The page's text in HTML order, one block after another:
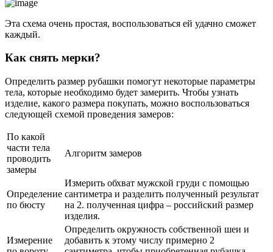
Эта схема очень простая, воспользоваться ей удачно сможет
каждый.
Как снять мерки?
Определить размер рубашки помогут некоторые параметры
тела, которые необходимо будет замерить. Чтобы узнать
изделие, какого размера покупать, можно воспользоваться
следующей схемой проведения замеров:
По какой
части тела
проводить
замеры
Алгоритм замеров
Определение
по бюсту
Измерить обхват мужской груди с помощью
сантиметра и разделить полученный результат
на 2. полученная цифра – российский размер
изделия.
Измерение
Определить окружность собственной шеи и
добавить к этому числу примерно 2